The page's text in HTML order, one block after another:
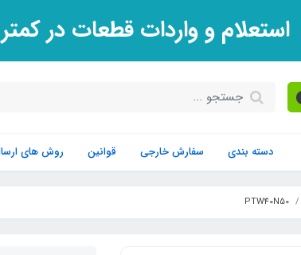
استعلام و واردات قطعات در
دسته بندی سفارش خارجی قوانین روش های
PTW40N50